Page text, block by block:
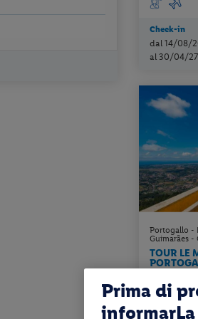
Check-in
dal 14/08/
al 30/04/27
Portogallo -
Guimarães -
TOUR LE
Prima di